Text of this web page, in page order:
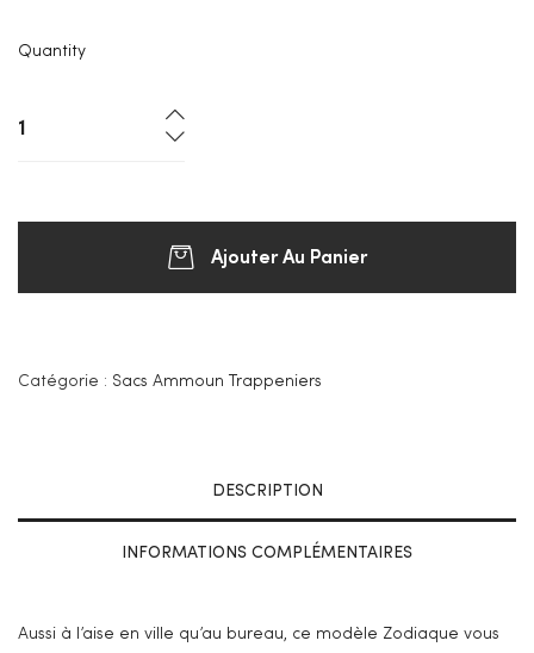
Quantity
Ajouter Au Panier
Catégorie : Sacs Ammoun Trappeniers
DESCRIPTION
INFORMATIONS COMPLÉMENTAIRES
Aussi à l’aise en ville qu’au bureau, ce modèle Zodiaque vous